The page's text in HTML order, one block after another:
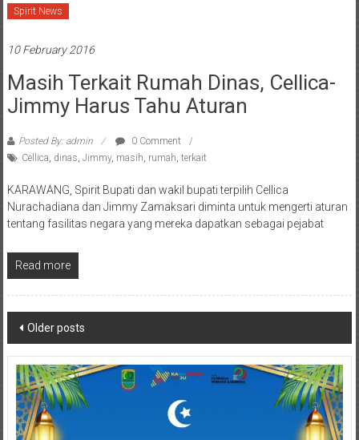
Spirit News
10 February 2016
Masih Terkait Rumah Dinas, Cellica-
Jimmy Harus Tahu Aturan
Posted By: admin
0 Comment
Cellica dinas Jimmy, masih rumah terkait
KARAWANG, Spirit Bupati dan wakil bupati terpilih Cellica
Nurachadiana dan Jimmy Zamaksari diminta untuk mengerti aturan
tentang fasilitas negara yang mereka dapatkan sebagai pejabat
Read more
Posts
navigation
Older posts